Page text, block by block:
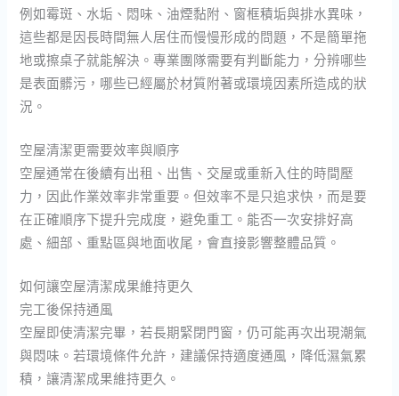
例如霉斑、水垢、悶味、油煙黏附、窗框積垢與排水異味，
這些都是因長時間無人居住而慢慢形成的問題，不是簡單拖
地或擦桌子就能解決。專業團隊需要有判斷能力，分辨哪些
是表面髒污，哪些已經屬於材質附著或環境因素所造成的狀
況。
空屋清潔更需要效率與順序
空屋通常在後續有出租、出售、交屋或重新入住的時間壓
力，因此作業效率非常重要。但效率不是只追求快，而是要
在正確順序下提升完成度，避免重工。能否一次安排好高
處、細部、重點區與地面收尾，會直接影響整體品質。
如何讓空屋清潔成果維持更久
完工後保持通風
空屋即使清潔完畢，若長期緊閉門窗，仍可能再次出現潮氣
與悶味。若環境條件允許，建議保持適度通風，降低濕氣累
積，讓清潔成果維持更久。